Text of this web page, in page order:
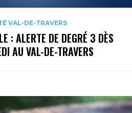
VAL-DE-TRAVERS
: ALERTE DE DEGRÉ 3 DÈS
AU VAL-DE-TRAVERS